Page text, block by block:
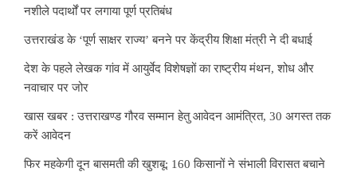
नशीले पदार्थों पर लगाया पूर्ण प्रतिबंध
उत्तराखंड के ‘पूर्ण साक्षर राज्य’ बनने पर केंद्रीय शिक्षा मंत्री ने दी बधाई
देश के पहले लेखक गांव में आयुर्वेद विशेषज्ञों का राष्ट्रीय मंथन, शोध और
नवाचार पर जोर
खास खबर : उत्तराखण्ड गौरव सम्मान हेतु आवेदन आमंत्रित, 30 अगस्त तक
करें आवेदन
फिर महकेगी दून बासमती की खुशबू: 160 किसानों ने संभाली विरासत बचाने